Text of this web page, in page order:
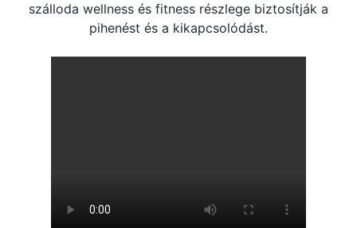
szálloda wellness és fitness részlege biztosítják a
pihenést és a kikapcsolódást.